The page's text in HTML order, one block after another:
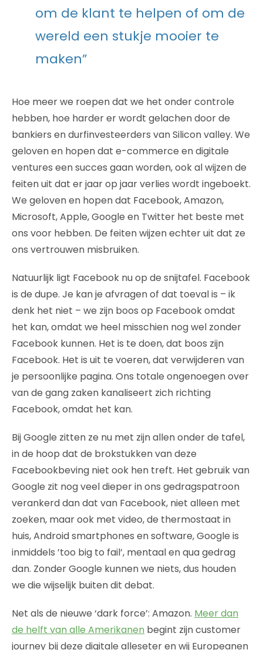
om de klant te helpen of om de
wereld een stukje mooier te
maken”
Hoe meer we roepen dat we het onder controle
hebben, hoe harder er wordt gelachen door de
bankiers en durfinvesteerders van Silicon valley. We
geloven en hopen dat e-commerce en digitale
ventures een succes gaan worden, ook al wijzen de
feiten uit dat er jaar op jaar verlies wordt ingeboekt.
We geloven en hopen dat Facebook, Amazon,
Microsoft, Apple, Google en Twitter het beste met
ons voor hebben. De feiten wijzen echter uit dat ze
ons vertrouwen misbruiken.
Natuurlijk ligt Facebook nu op de snijtafel. Facebook
is de dupe. Je kan je afvragen of dat toeval is – ik
denk het niet – we zijn boos op Facebook omdat
het kan, omdat we heel misschien nog wel zonder
Facebook kunnen. Het is te doen, dat boos zijn
Facebook. Het is uit te voeren, dat verwijderen van
je persoonlijke pagina. Ons totale ongenoegen over
van de gang zaken kanaliseert zich richting
Facebook, omdat het kan.
Bij Google zitten ze nu met zijn allen onder de tafel,
in de hoop dat de brokstukken van deze
Facebookbeving niet ook hen treft. Het gebruik van
Google zit nog veel dieper in ons gedragspatroon
verankerd dan dat van Facebook, niet alleen met
zoeken, maar ook met video, de thermostaat in
huis, Android smartphones en software, Google is
inmiddels ’too big to fail’, mentaal en qua gedrag
dan. Zonder Google kunnen we niets, dus houden
we die wijselijk buiten dit debat.
Net als de nieuwe ‘dark force’: Amazon. Meer dan
de helft van alle Amerikanen begint zijn customer
journey bij deze digitale alleseter en wij Europeanen